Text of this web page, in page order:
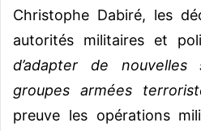
Christophe Dabiré, les
autorités militaires et
d’adapter de
groupes armées
preuve les opérations